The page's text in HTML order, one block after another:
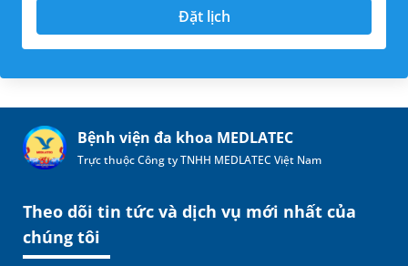
Đặt lịch
Bệnh viện đa khoa MEDLATEC
Trực thuộc Công ty TNHH MEDLATEC Việt Nam
Theo dõi tin tức và dịch vụ mới nhất của
chúng tôi